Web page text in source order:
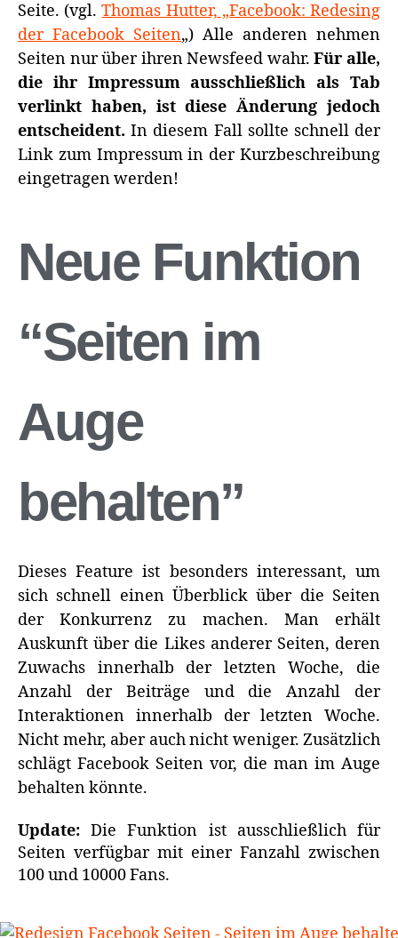
Seite. (vgl.Thomas Hutter, „Facebook: Redesing
der Facebook Seiten„) Alle anderen nehmen
Seiten nur über ihren Newsfeed wahr.Für alle,
die ihr Impressum ausschließlich als Tab
verlinkt haben, ist diese Änderung jedoch
entscheident. In diesem Fall sollte schnell der
Link zum Impressum in der Kurzbeschreibung
eingetragen werden!
Neue Funktion
“Seiten im
Auge
behalten”
Dieses Feature ist besonders interessant, um
sich schnell einen Überblick über die Seiten
der Konkurrenz zu machen. Man erhält
Auskunft über die Likes anderer Seiten, deren
Zuwachs innerhalb der letzten Woche, die
Anzahl der Beiträge und die Anzahl der
Interaktionen innerhalb der letzten Woche.
Nicht mehr, aber auch nicht weniger. Zusätzlich
schlägt Facebook Seiten vor, die man im Auge
behalten könnte.
Update: Die Funktion ist ausschließlich für
Seiten verfügbar mit einer Fanzahl zwischen
100 und 10000 Fans.